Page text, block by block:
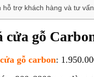
hỗ trợ khách hàng và tư vấn
cửa gỗ
gỗ carbon: